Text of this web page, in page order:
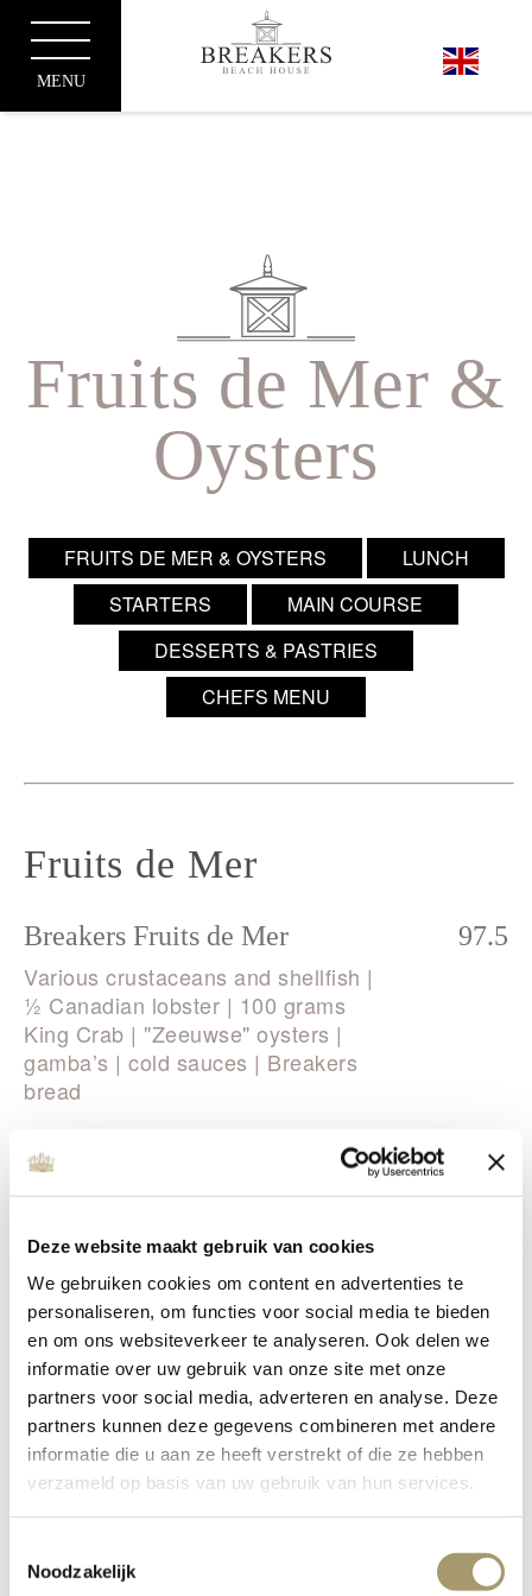
Deze website maakt gebruik van cookies
We gebruiken cookies om content en advertenties te
personaliseren, om functies voor social media te bieden
en om ons websiteverkeer te analyseren. Ook delen we
informatie over uw gebruik van onze site met onze
partners voor social media, adverteren en analyse. Deze
partners kunnen deze gegevens combineren met andere
informatie die u aan ze heeft verstrekt of die ze hebben
verzameld op basis van uw gebruik van hun services.
Noodzakelijk
MENU
Fruits de Mer &
Oysters
FRUITS DE MER & OYSTERS
LUNCH
STARTERS
MAIN COURSE
DESSERTS & PASTRIES
CHEFS MENU
Fruits de Mer
Breakers Fruits de Mer
97.5
Various crustaceans and shellfish |
½ Canadian lobster | 100 grams
King Crab | "Zeeuwse" oysters |
gamba’s | cold sauces | Breakers
bread
Petit Fruits de Mer
57.5
Various crustaceans and shellfish |
sauces
Additional items to order with
the Fruits de Mer:
Smoked salmon 100 gr. +17.5
Premium Asetra Caviar including
blini’s and classic garnish 30/50 gr.
+65/95
Canadian lobster ½ +29.5
Grilled prawns 3 pieces +15.5
"Zeeuwse" oyster per piece +5.5
King Crab 100 gr. +39.5